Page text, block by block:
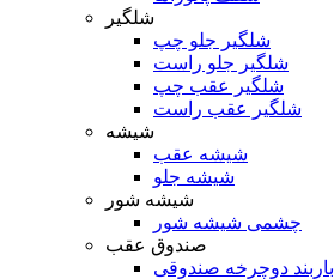
شلگیر
شلگیر جلو چپ
شلگیر جلو راست
شلگیر عقب چپ
شلگیر عقب راست
شیشه
شیشه عقب
شیشه جلو
شیشه شور
چشمی شیشه شور
صندوق عقب
باربند دوچرخه صندوقی